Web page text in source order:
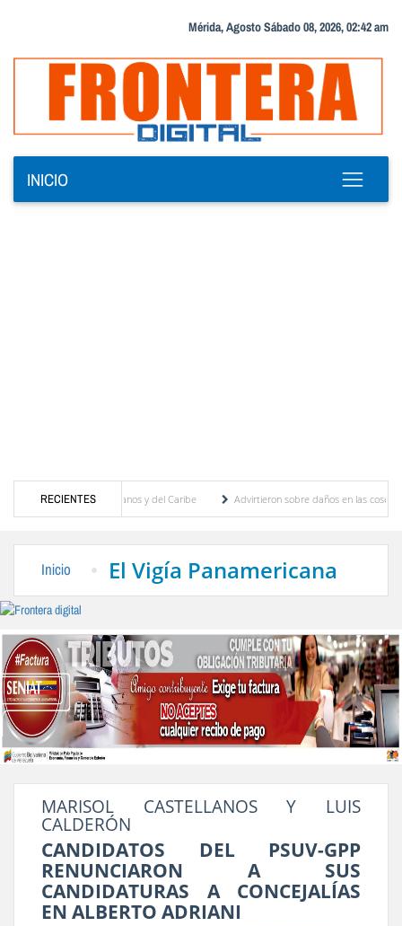
Mérida, Agosto Sábado 08, 2026, 02:42 am
INICIO
RECIENTES
Centroamericanos y del Caribe
Advirtieron sobre daños en las cosechas de
Inicio El Vigía Panamericana
MARISOL CASTELLANOS Y LUIS
CALDERÓN
CANDIDATOS DEL PSUV-GPP
RENUNCIARON A SUS
CANDIDATURAS A CONCEJALÍAS
EN ALBERTO ADRIANI